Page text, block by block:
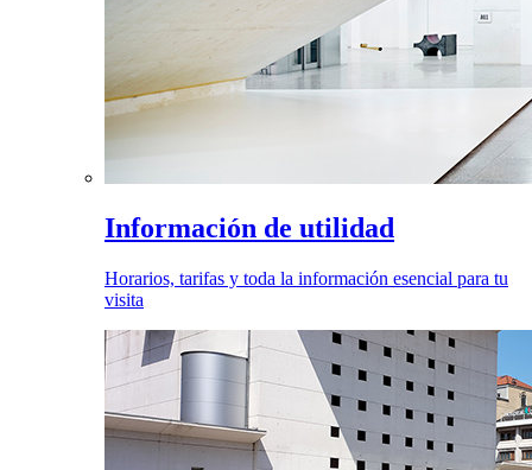
Información de utilidad
Horarios, tarifas y toda la información esencial para tu
visita